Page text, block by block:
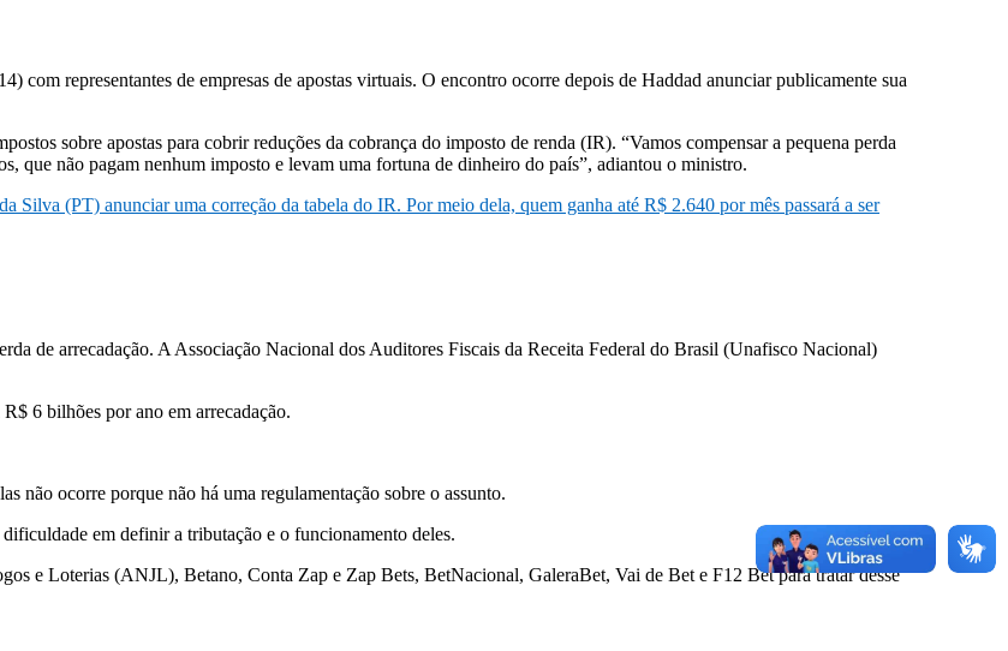
com representantes de empresas de apostas virtuais. O encontro ocorre depois de Haddad anunciar publicamente sua
sobre apostas para cobrir reduções da cobrança do imposto de renda (IR). “Vamos compensar a pequena perda
que não pagam nenhum imposto e levam uma fortuna de dinheiro do país”, adiantou o ministro.
Silva (PT) anunciar uma correção da tabela do IR. Por meio dela, quem ganha até R$ 2.640 por mês passará a ser
de arrecadação. A Associação Nacional dos Auditores Fiscais da Receita Federal do Brasil (Unafisco Nacional)
6 bilhões por ano em arrecadação.
não ocorre porque não há uma regulamentação sobre o assunto.
em definir a tributação e o funcionamento deles.
e Loterias (ANJL), Betano, Conta Zap e Zap Bets, BetNacional, GaleraBet, Vai de Bet e F12 Bet para tratar desse